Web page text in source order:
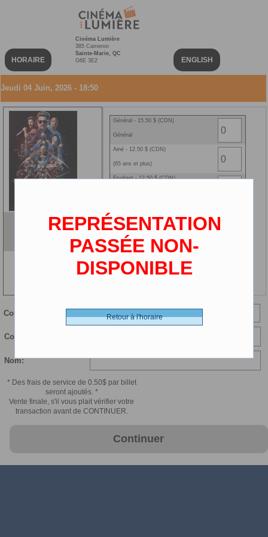
HORAIRE
Cinéma Lumière
385 Cameron
Sainte-Marie, QC
G6E 3E2
ENGLISH
Jeudi 04 Juin, 2026 - 18:50
Mortal Kombat II (VF)
Général - 15.50 $ (CDN)
Général
Ainé - 12.50 $ (CDN)
(65 ans et plus)
Etudiant - 12.50 $ (CDN)
(2-12 ans)
Ciné-carte - 0.00 $ (CDN)
Courriel:
Confirmer courriel:
Nom:
* Des frais de service de 0.50$ par billet
seront ajoutés. *
Vente finale, s'il vous plait vérifier votre
transaction avant de CONTINUER.
Continuer
REPRÉSENTATION
PASSÉE NON-
DISPONIBLE
Retour à l'horaire